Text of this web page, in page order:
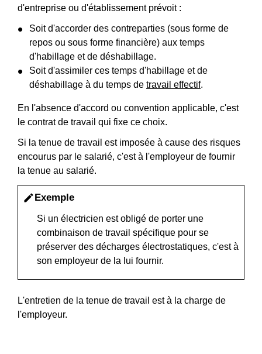
d'entreprise ou d'établissement prévoit :
Soit d'accorder des contreparties (sous forme de
repos ou sous forme financière) aux temps
d'habillage et de déshabillage.
Soit d'assimiler ces temps d'habillage et de
déshabillage à du temps de travail effectif.
En l'absence d'accord ou convention applicable, c'est
le contrat de travail qui fixe ce choix.
Si la tenue de travail est imposée à cause des risques
encourus par le salarié, c'est à l'employeur de fournir
la tenue au salarié.
editExemple
Si un électricien est obligé de porter une
combinaison de travail spécifique pour se
préserver des décharges électrostatiques, c'est à
son employeur de la lui fournir.
L'entretien de la tenue de travail est à la charge de
l'employeur.